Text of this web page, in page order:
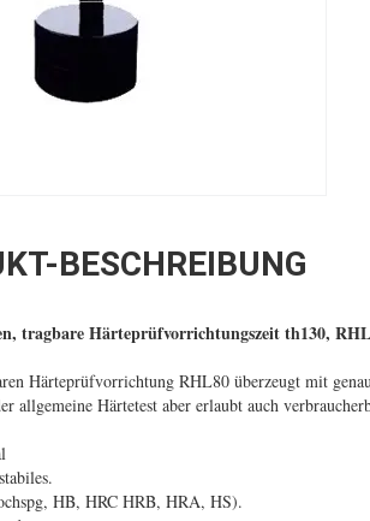
BESCHREIBUNG
tragbare Härteprüfvorrichtungszeit th130,
Härteprüfvorrichtung RHL80 überzeugt mit
allgemeine Härtetest aber erlaubt auch
HB, HRC HRB, HRA, HS).